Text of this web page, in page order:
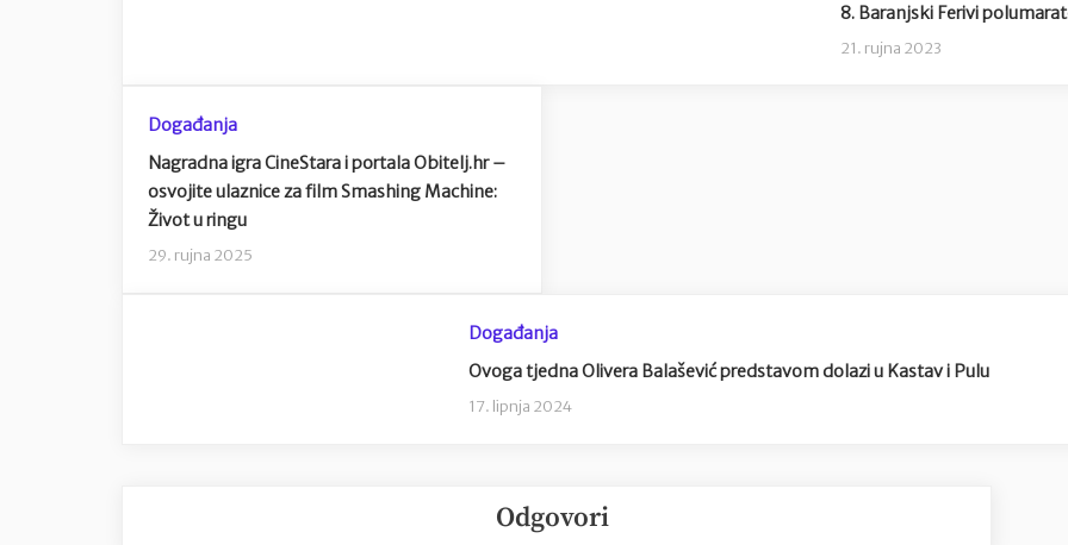
8. Baranjski Ferivi
21. rujna 2023
Događanja
Nagradna igra CineStara i portala Obitelj.hr –
osvojite ulaznice za film Smashing Machine:
Život u ringu
29. rujna 2025
Događanja
Ovoga tjedna Olivera Balašević predstavom dolazi u Kastav i Pulu
17. lipnja 2024
Odgovori